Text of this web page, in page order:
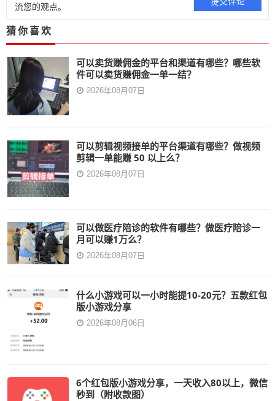
流您的观点。
猜你喜欢
可以卖货赚佣金的平台和渠道有哪些？哪些软
件可以卖货赚佣金一单一结？
2026年08月07日
可以剪辑视频接单的平台渠道有哪些？做视频
剪辑一单能赚 50 以上么？
2026年08月07日
可以做医疗陪诊的软件有哪些？做医疗陪诊一
月可以赚1万么？
2026年08月07日
什么小游戏可以一小时能提10-20元？五款红包
版小游戏分享
2026年08月06日
6个红包版小游戏分享，一天收入80以上，微信
秒到（附收款图）